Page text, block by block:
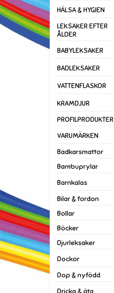
HÄLSA & HYGIEN
LEKSAKER EFTER
ÅLDER
BABYLEKSAKER
BADLEKSAKER
VATTENFLASKOR
KRAMDJUR
PROFILPRODUKTER
VARUMÄRKEN
Badkarsmattor
Bambuprylar
Barnkalas
Bilar & fordon
Bollar
Böcker
Djurleksaker
Dockor
Dop & nyfödd
Dricka & äta